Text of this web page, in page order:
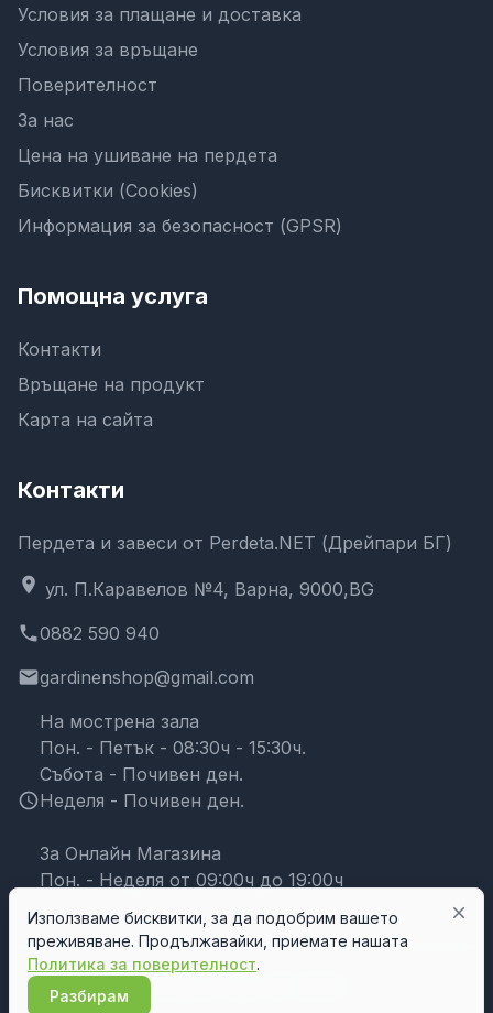
Условия за плащане и доставка
Условия за връщане
Поверителност
За нас
Цена на ушиване на пердета
Бисквитки (Cookies)
Информация за безопасност (GPSR)
Помощна услуга
Контакти
Връщане на продукт
Карта на сайта
Контакти
Пердета и завеси от Perdeta.NET (Дрейпари БГ)
location_on ул. П.Каравелов №4, Варна, 9000,BG
phone0882 590 940
emailgardinenshop@gmail.com
schedule
На мострена зала
Пон. - Петък - 08:30ч - 15:30ч.
Събота - Почивен ден.
Неделя - Почивен ден.
За Онлайн Магазина
Пон. - Неделя от 09:00ч до 19:00ч
close
Използваме бисквитки, за да подобрим вашето
преживяване. Продължавайки, приемате нашата
Политика за поверителност.
Разбирам